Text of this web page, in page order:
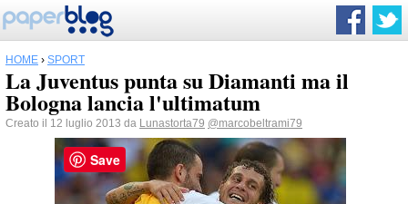
HOME › SPORT
La Juventus punta su Diamanti ma il
Bologna lancia l'ultimatum
Creato il 12 luglio 2013 da Lunastorta79 @marcobeltrami79
Save